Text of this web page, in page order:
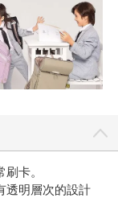
卡。
透明層次的設計